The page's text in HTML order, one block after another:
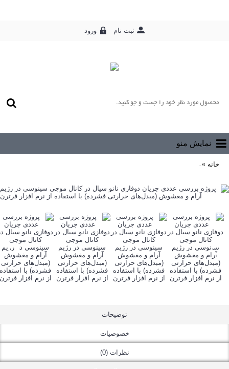
ورود ثبت نام
نمایش منو
خانه پروژه بررسی عددی جریان دوفازی نانو سیال در کانال موجی سینوسی
توضیحات
خصوصیات
نظرات (0)